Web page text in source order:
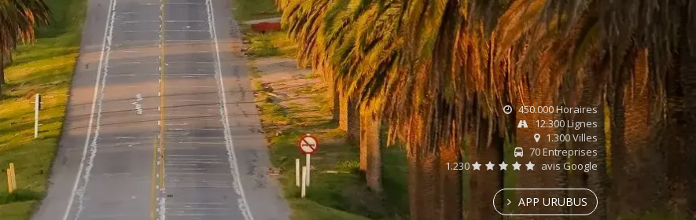
ómnibus
450.000 Horaires
12.300 Lignes
1.300 Villes
70 Entreprises
1.230
avis Google
APP URUBUS